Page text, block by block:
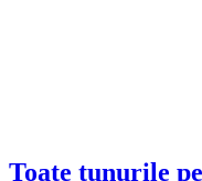
Toate tunurile